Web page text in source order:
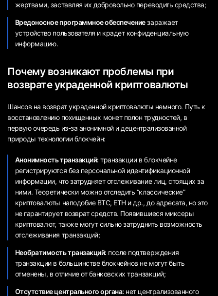
жертвами, заставляя их добровольно переводить средства;
Вредоносное программное обеспечениезаражает
устройство пользователя и крадет конфиденциальную
информацию.
Почему возникают проблемы при
возврате украденной криптовалюты
Шансов на возврат украденной криптовалюты немного. Путь к
восстановлению похищенных монет полон трудностей, в
первую очередь из-за анонимной и децентрализованной
природы технологии блокчейн:
Анонимность транзакций: транзакции в блокчейне
регистрируются без персональной идентификационной
информации, что затрудняет отслеживание лиц, стоящих за
ними. Теоретически можно отследить “классические”
криптовалюты наподобие BTC, ETH и др., до адресата, но это
не гарантирует возврат средств. Появившиеся миксеры
криптовалют, также могут сильно затруднить возможность
отслеживания транзакций;
Необратимость транзакций: после подтверждения
транзакции в большинстве блокчейнов не могут быть
отменены, в отличие от банковских транзакций;
Отсутствие центрального органа: нет централизованного